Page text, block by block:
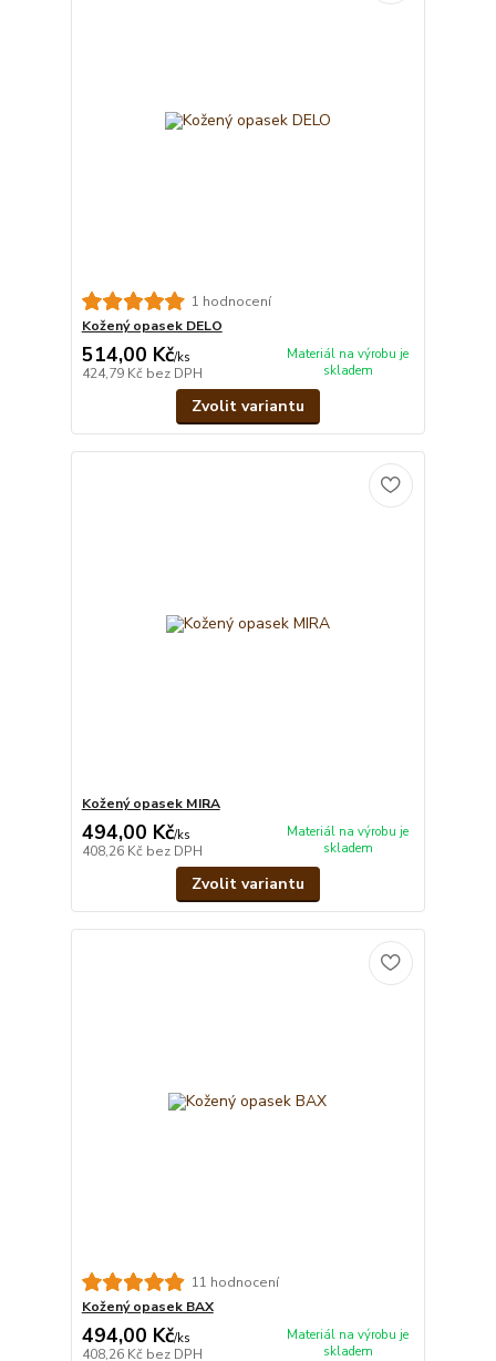
1 hodnocení
Kožený opasek DELO
514,00 Kč/ks
424,79 Kč bez DPH
Materiál na výrobu je
skladem
Zvolit variantu
Kožený opasek MIRA
494,00 Kč/ks
408,26 Kč bez DPH
Materiál na výrobu je
skladem
Zvolit variantu
11 hodnocení
Kožený opasek BAX
494,00 Kč/ks
408,26 Kč bez DPH
Materiál na výrobu je
skladem